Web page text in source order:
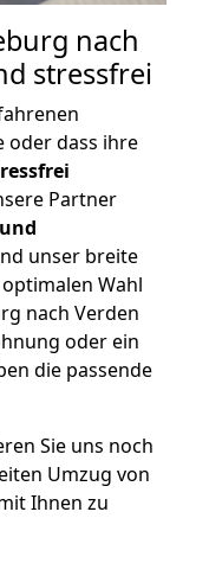
nach
stressfrei
oder dass ihre
Partner
unser breite
Wahl
nach Verden
oder ein
die passende
Sie uns noch
Umzug von
Ihnen zu